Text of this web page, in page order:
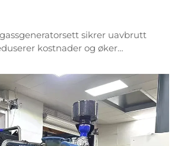
sikrer uavbrutt
kostnader og øker